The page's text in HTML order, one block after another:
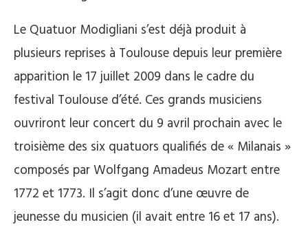
Le Quatuor Modigliani s’est déjà produit à
plusieurs reprises à Toulouse depuis leur première
apparition le 17 juillet 2009 dans le cadre du
festival Toulouse d’été. Ces grands musiciens
ouvriront leur concert du 9 avril prochain avec le
troisième des six quatuors qualifiés de « Milanais »
composés par Wolfgang Amadeus Mozart entre
1772 et 1773. Il s’agit donc d’une œuvre de
jeunesse du musicien (il avait entre 16 et 17 ans).